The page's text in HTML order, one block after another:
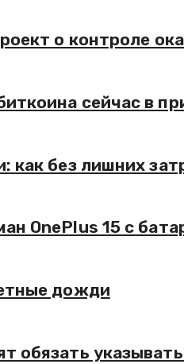
о контроле
сейчас в
как без лишних
OnePlus 15 с
дожди
обязать